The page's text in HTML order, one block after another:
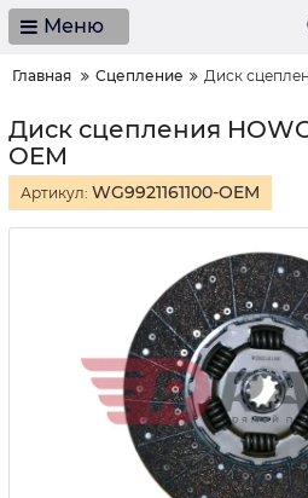
Меню
Главная Сцепление Диск
Диск сцепления
OEM
Артикул: WG9921161100-OEM